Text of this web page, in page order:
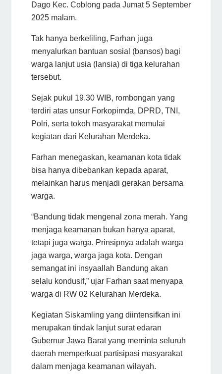
Dago Kec. Coblong pada Jumat 5 September
2025 malam.
Tak hanya berkeliling, Farhan juga
menyalurkan bantuan sosial (bansos) bagi
warga lanjut usia (lansia) di tiga kelurahan
tersebut.
Sejak pukul 19.30 WIB, rombongan yang
terdiri atas unsur Forkopimda, DPRD, TNI,
Polri, serta tokoh masyarakat memulai
kegiatan dari Kelurahan Merdeka.
Farhan menegaskan, keamanan kota tidak
bisa hanya dibebankan kepada aparat,
melainkan harus menjadi gerakan bersama
warga.
“Bandung tidak mengenal zona merah. Yang
menjaga keamanan bukan hanya aparat,
tetapi juga warga. Prinsipnya adalah warga
jaga warga, warga jaga kota. Dengan
semangat ini insyaallah Bandung akan
selalu kondusif,” ujar Farhan saat menyapa
warga di RW 02 Kelurahan Merdeka.
Kegiatan Siskamling yang diintensifkan ini
merupakan tindak lanjut surat edaran
Gubernur Jawa Barat yang meminta seluruh
daerah memperkuat partisipasi masyarakat
dalam menjaga keamanan wilayah.